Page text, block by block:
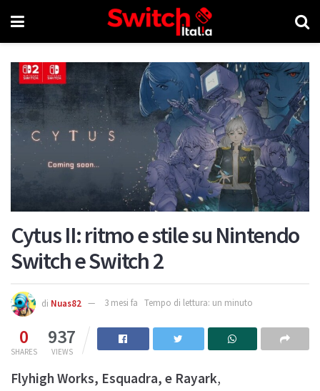
Cytus II: ritmo e stile su Nintendo
Switch e Switch 2
di Nuas82 3 mesi fa Tempo di lettura: un minuto
0
SHARES
937
VIEWS
Flyhigh Works, Esquadra, e Rayark,